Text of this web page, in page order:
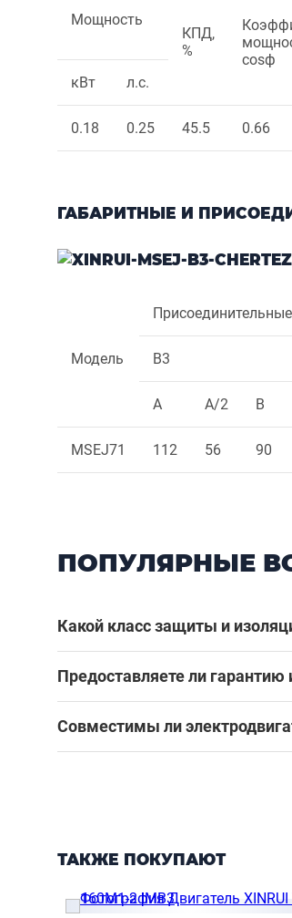
Мощность
КПД,
%
cosф
кВт л.с.
0.18 0.25 45.5 0.66
ГАБАРИТНЫЕ И
Модель
B3
A A/2 B
MSEJ71 112 56 90
ПОПУЛЯРНЫЕ
Какой класс защиты и
Предоставляете ли
Совместимы ли
ТАКЖЕ ПОКУПАЮТ